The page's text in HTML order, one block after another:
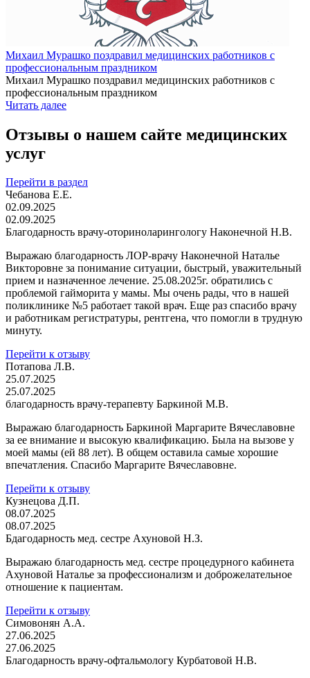
Михаил Мурашко поздравил медицинских работников с
профессиональным праздником
Михаил Мурашко поздравил медицинских работников с
профессиональным праздником
Читать далее
Отзывы о нашем сайте медицинских
услуг
Перейти в раздел
Чебанова Е.Е.
02.09.2025
02.09.2025
Благодарность врачу-оториноларингологу Наконечной Н.В.
Выражаю благодарность ЛОР-врачу Наконечной Наталье
Викторовне за понимание ситуации, быстрый, уважительный
прием и назначенное лечение. 25.08.2025г. обратились с
проблемой гайморита у мамы. Мы очень рады, что в нашей
поликлинике №5 работает такой врач. Еще раз спасибо врачу
и работникам регистратуры, рентгена, что помогли в трудную
минуту.
Перейти к отзыву
Потапова Л.В.
25.07.2025
25.07.2025
благодарность врачу-терапевту Баркиной М.В.
Выражаю благодарность Баркиной Маргарите Вячеславовне
за ее внимание и высокую квалификацию. Была на вызове у
моей мамы (ей 88 лет). В общем оставила самые хорошие
впечатления. Спасибо Маргарите Вячеславовне.
Перейти к отзыву
Кузнецова Д.П.
08.07.2025
08.07.2025
Бдагодарность мед. сестре Ахуновой Н.З.
Выражаю благодарность мед. сестре процедурного кабинета
Ахуновой Наталье за профессионализм и доброжелательное
отношение к пациентам.
Перейти к отзыву
Симовонян А.А.
27.06.2025
27.06.2025
Благодарность врачу-офтальмологу Курбатовой Н.В.